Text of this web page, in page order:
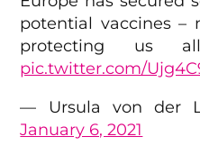
potential vaccines –
protecting us
pic.twitter.com/
— Ursula von der
January 6, 2021